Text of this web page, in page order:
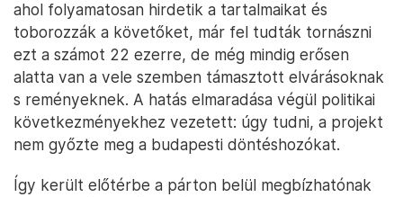
ahol folyamatosan hirdetik a tartalmaikat és
toborozzák a követőket, már fel tudták tornászni
ezt a számot 22 ezerre, de még mindig erősen
alatta van a vele szemben támasztott elvárásoknak
s reményeknek. A hatás elmaradása végül politikai
következményekhez vezetett: úgy tudni, a projekt
nem győzte meg a budapesti döntéshozókat.
Így került előtérbe a párton belül megbízhatónak